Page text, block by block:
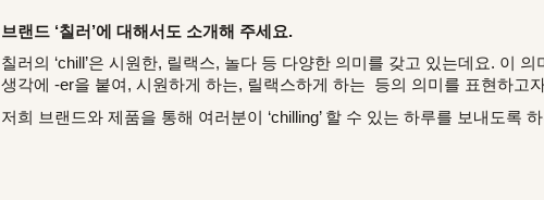
브랜드 ‘칠러’에 대해서도 소개해 주세요.
칠러의 ‘chill’은 시원한, 릴랙스, 놀다 등 다양한 의미를 갖고 있는데요. 이
생각에 -er을 붙여, 시원하게 하는, 릴랙스하게 하는 등의 의미를 표현하고
저희 브랜드와 제품을 통해 여러분이 ‘chilling’ 할 수 있는 하루를 보내도록